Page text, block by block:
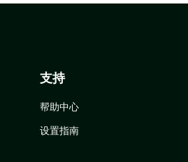
支持
帮助中心
设置指南